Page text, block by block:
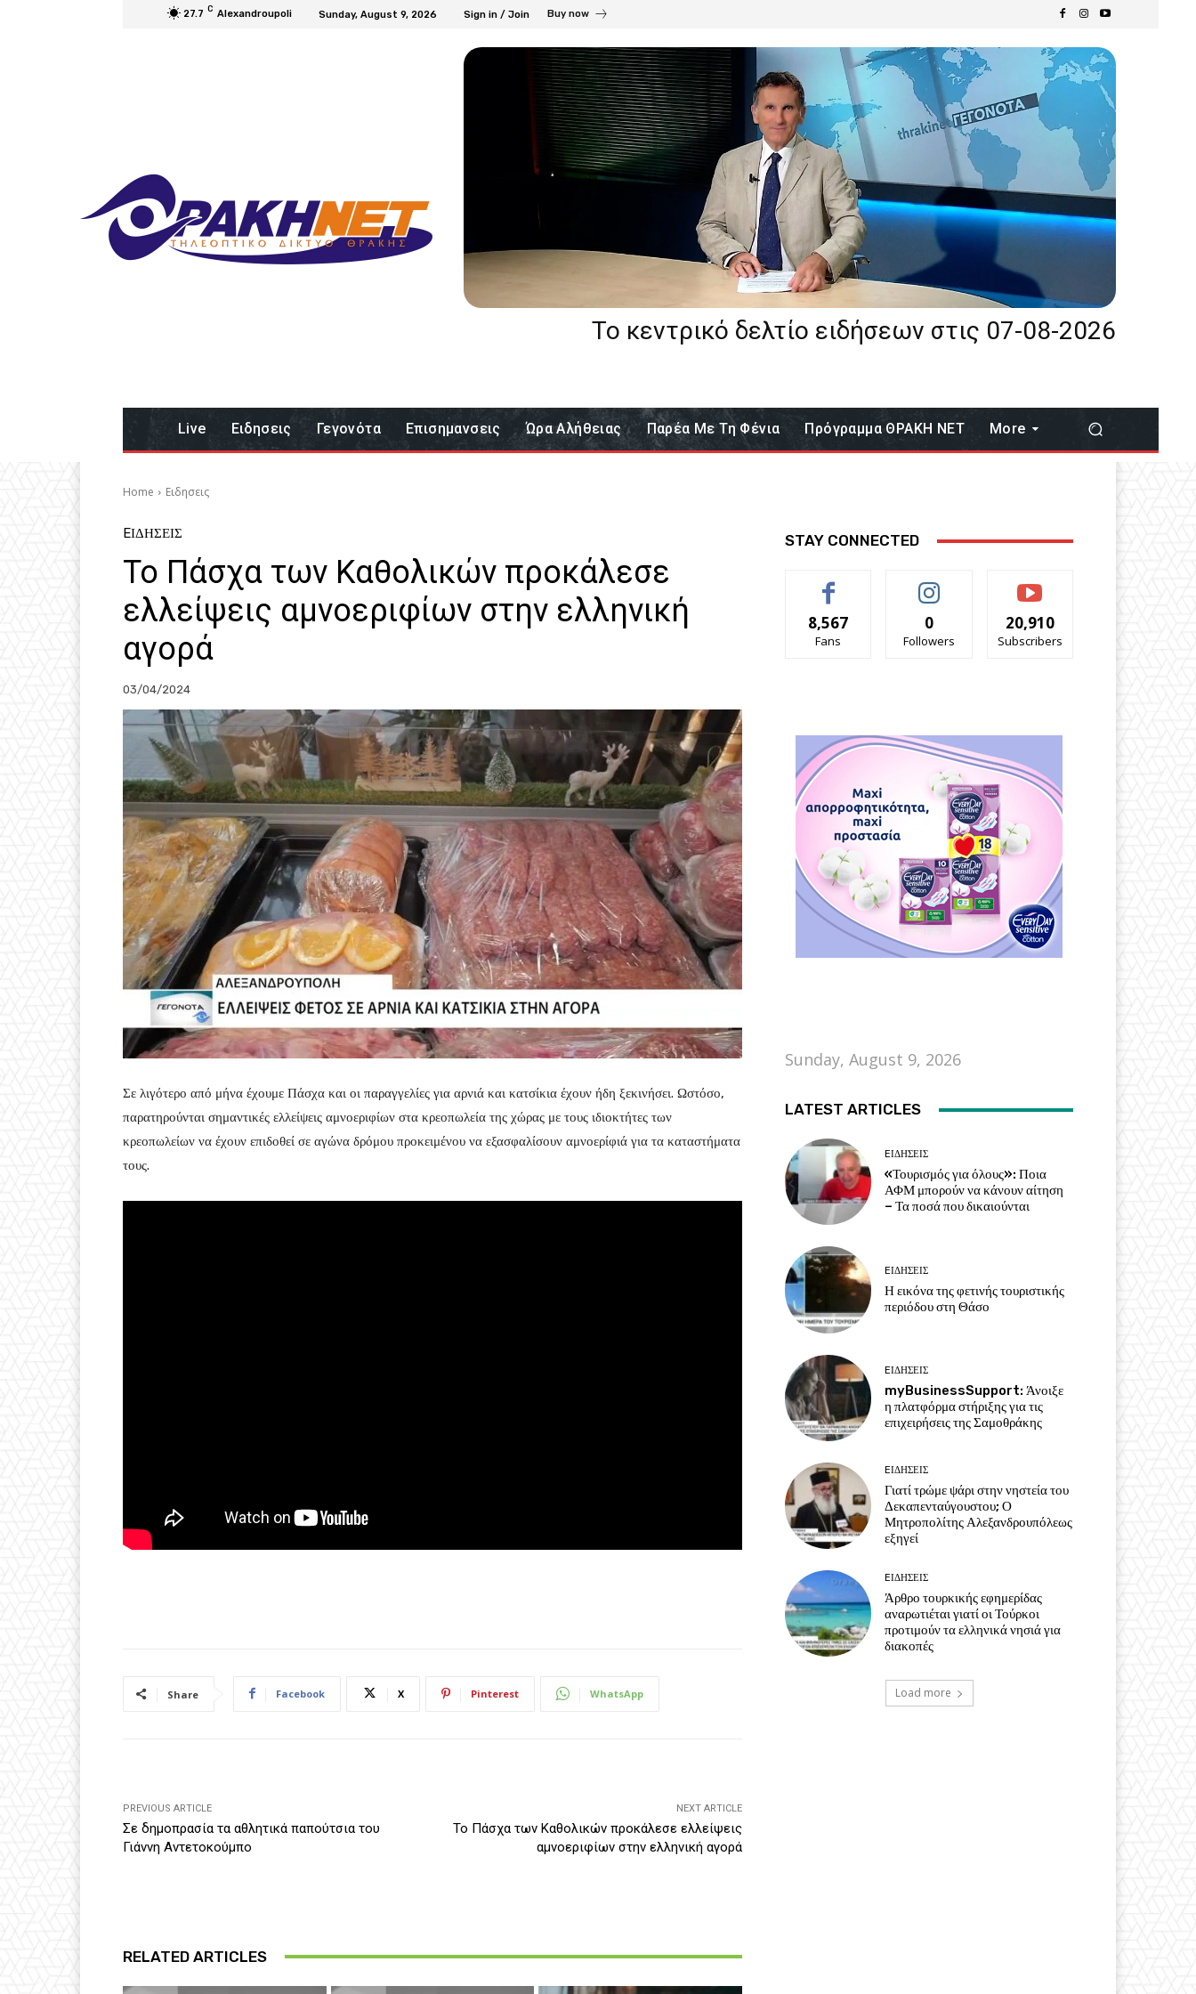
27.7 C Alexandroupoli Sunday, August 9, 2026 Sign in / Join Buy now
Το κεντρικό δελτίο ειδήσεων στις 07-08-2026
Live Eιδησεις Γεγονότα Επισημανσεις Ώρα Αλήθειας Παρέα Με Τη Φένια Πρόγραμμα ΘΡΑΚΗ ΝΕΤ More
Home Eιδησεις
EΙΔΗΣΕΙΣ
Το Πάσχα των Καθολικών προκάλεσε
ελλείψεις αμνοεριφίων στην ελληνική
αγορά
03/04/2024
Σε λιγότερο από μήνα έχουμε Πάσχα και οι παραγγελίες για αρνιά και κατσίκια έχουν ήδη ξεκινήσει. Ωστόσο,
παρατηρούνται σημαντικές ελλείψεις αμνοεριφίων στα κρεοπωλεία της χώρας με τους ιδιοκτήτες των
κρεοπωλείων να έχουν επιδοθεί σε αγώνα δρόμου προκειμένου να εξασφαλίσουν αμνοερίφιά για τα καταστήματα
τους.
Share Facebook X Pinterest WhatsApp
PREVIOUS ARTICLE
Σε δημοπρασία τα αθλητικά παπούτσια του
Γιάννη Αντετοκούμπο
NEXT ARTICLE
Το Πάσχα των Καθολικών προκάλεσε ελλείψεις
αμνοεριφίων στην ελληνική αγορά
RELATED ARTICLES
STAY CONNECTED
8,567
Fans
0
Followers
20,910
Subscribers
Sunday, August 9, 2026
LATEST ARTICLES
EΙΔΗΣΕΙΣ
«Τουρισμός για όλους»: Ποια
ΑΦΜ μπορούν να κάνουν αίτηση
– Τα ποσά που δικαιούνται
EΙΔΗΣΕΙΣ
Η εικόνα της φετινής τουριστικής
περιόδου στη Θάσο
EΙΔΗΣΕΙΣ
myBusinessSupport: Άνοιξε
η πλατφόρμα στήριξης για τις
επιχειρήσεις της Σαμοθράκης
EΙΔΗΣΕΙΣ
Γιατί τρώμε ψάρι στην νηστεία του
Δεκαπενταύγουστου; Ο
Μητροπολίτης Αλεξανδρουπόλεως
εξηγεί
EΙΔΗΣΕΙΣ
Άρθρο τουρκικής εφημερίδας
αναρωτιέται γιατί οι Τούρκοι
προτιμούν τα ελληνικά νησιά για
διακοπές
Load more